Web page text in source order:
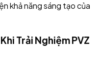
khả năng sáng tạo của
Trải Nghiệm PVZ